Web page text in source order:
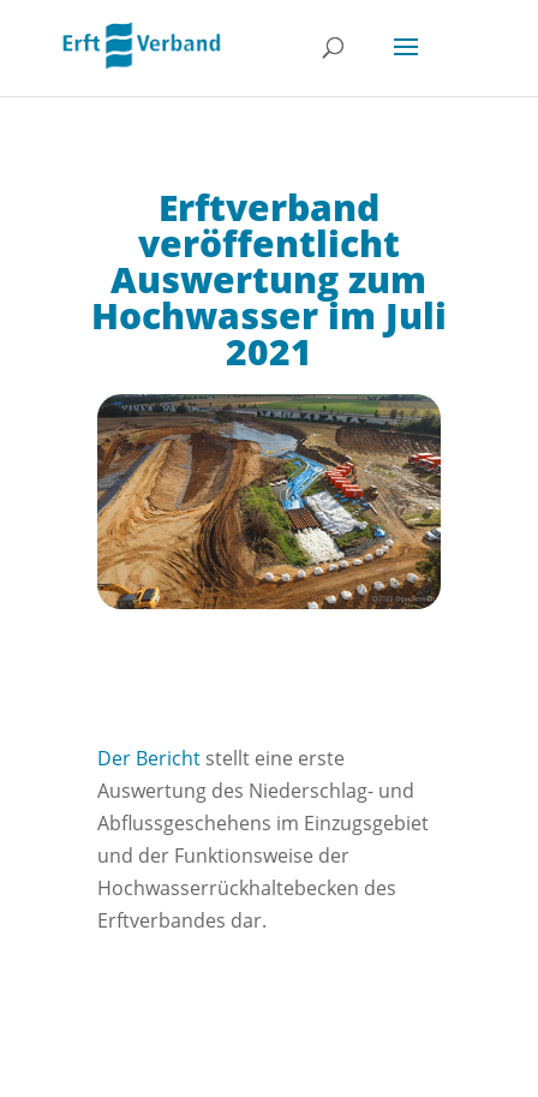
Erftverband
veröffentlicht
Auswertung zum
Hochwasser im Juli
2021
Der Berichtstellt eine erste
Auswertung des Niederschlag- und
Abflussgeschehens im Einzugsgebiet
und der Funktionsweise der
Hochwasserrückhaltebecken des
Erftverbandes dar.